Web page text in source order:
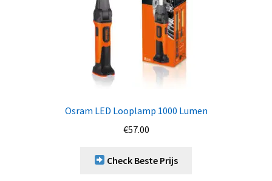
Osram LED Looplamp 1000 Lumen
€57.00
Check Beste Prijs